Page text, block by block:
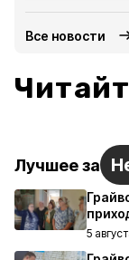
Все новости
Лучшее за
5